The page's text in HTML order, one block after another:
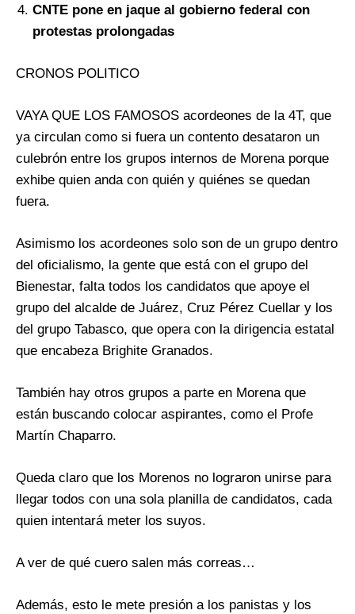
CNTE pone en jaque al gobierno federal con
protestas prolongadas
CRONOS POLITICO
VAYA QUE LOS FAMOSOS acordeones de la 4T, que
ya circulan como si fuera un contento desataron un
culebrón entre los grupos internos de Morena porque
exhibe quien anda con quién y quiénes se quedan
fuera.
Asimismo los acordeones solo son de un grupo dentro
del oficialismo, la gente que está con el grupo del
Bienestar, falta todos los candidatos que apoye el
grupo del alcalde de Juárez, Cruz Pérez Cuellar y los
del grupo Tabasco, que opera con la dirigencia estatal
que encabeza Brighite Granados.
También hay otros grupos a parte en Morena que
están buscando colocar aspirantes, como el Profe
Martín Chaparro.
Queda claro que los Morenos no lograron unirse para
llegar todos con una sola planilla de candidatos, cada
quien intentará meter los suyos.
A ver de qué cuero salen más correas…
Además, esto le mete presión a los panistas y los